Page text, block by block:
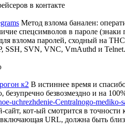
в контакте
Метод взлома банален:
спецсимволов в пароле (знаки
взлома паролей, сходный на
SSH, SVN, VNC, VmAuthd и Telnet.
к2 В истиннее время и
безупречно безвозмездно и на
uchrezhdenie-Centralnogo-
кот-ый смотрится в точности
URL, должна быть